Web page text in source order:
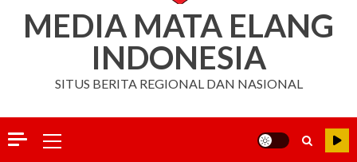
MEDIA MATA ELANG
INDONESIA
SITUS BERITA REGIONAL DAN NASIONAL
Primary